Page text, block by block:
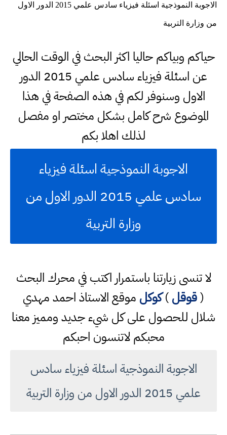
الاجوبة النموذجية اسئلة فيزياء سادس علمي 2015 الدور الاول
من وزارة التربية
حياكم وبياكم حاليا اكثر البحث في الوقت الحالي
عن اسئلة فيزياء سادس علمي 2015 الدور
الاول وسنوفر لكم في هذه الصفحة في هذا
الموضوع شرح كامل بشكل مختصر او مفصل
لذلك اهلا بكم
الاجوبة النموذجية اسئلة فيزياء
سادس علمي 2015 الدور الاول من
وزارة التربية
لا تنسى زيارتنا باستمرار اكتب في محرك البحث
(قوقل)كوكل موقع الاستاذ احمد مهدي
شلال للحصول على كل شيء جديد ومميز معنا
محبكم لاتنسون احبكم
الاجوبة النموذجية اسئلة فيزياء سادس
علمي 2015 الدور الاول من وزارة التربية